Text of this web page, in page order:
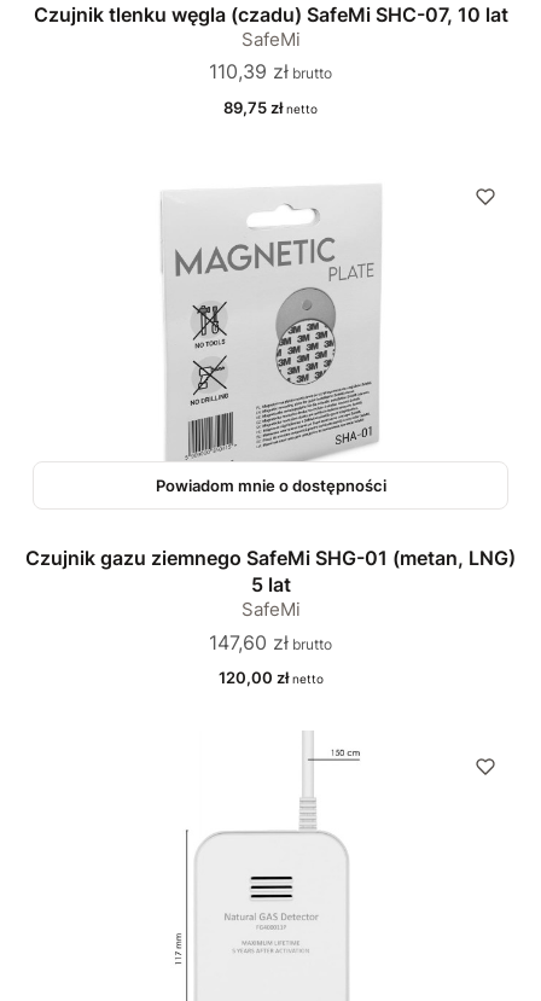
Czujnik tlenku węgla (czadu) SafeMi SHC-07, 10 lat
SafeMi
Cena
110,39 zł
Cena
89,75 zł
Powiadom mnie o dostępności
Czujnik gazu ziemnego SafeMi SHG-01 (metan, LNG)
5 lat
SafeMi
Cena
147,60 zł
Cena
120,00 zł